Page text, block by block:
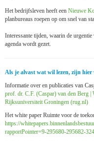
Het bedrijfsleven heeft een Nieuwe
planbureaus roepen op om snel van
Interessante tijden, waarin de
agenda wordt gezet.
Als je alvast wat wil lezen, zijn
Informatie over en publicaties van
prof. dr. C.F. (Caspar) van den Berg |
Rijksuniversiteit Groningen (rug.nl)
Het white paper Ruimte voor de
https://
rapportPointer=9-295680-295682-